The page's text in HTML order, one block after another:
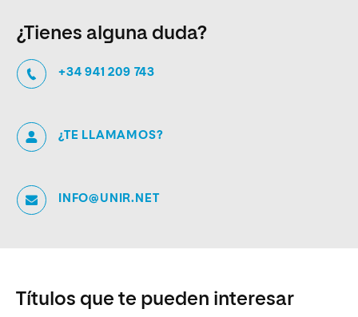
¿Tienes alguna duda?
+34 941 209 743
¿TE LLAMAMOS?
INFO@UNIR.NET
Títulos que te pueden interesar